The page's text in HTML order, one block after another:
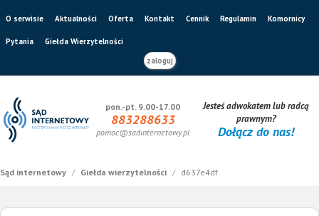
O serwisie Aktualności Oferta Kontakt Cennik Regulamin Komornicy
Pytania
Giełda Wierzytelności
zaloguj
pon.-pt. 9.00-17.00
883288633
pomoc@sadinternetowy.pl
Jesteś adwokatem lub radcą
prawnym?
Dołącz do nas!
Sąd internetowy / Giełda wierzytelności / d637e4df